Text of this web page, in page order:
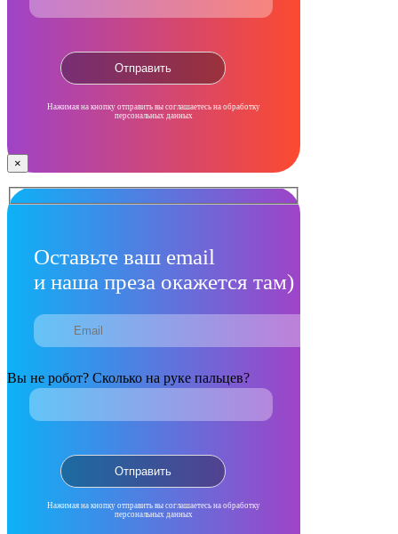
Нажимая на кнопку отправить вы соглашаетесь на обработку
персональных данных
×
Оставьте ваш email
и наша преза окажется там)
Вы не робот? Сколько на руке пальцев?
Нажимая на кнопку отправить вы соглашаетесь на обработку
персональных данных